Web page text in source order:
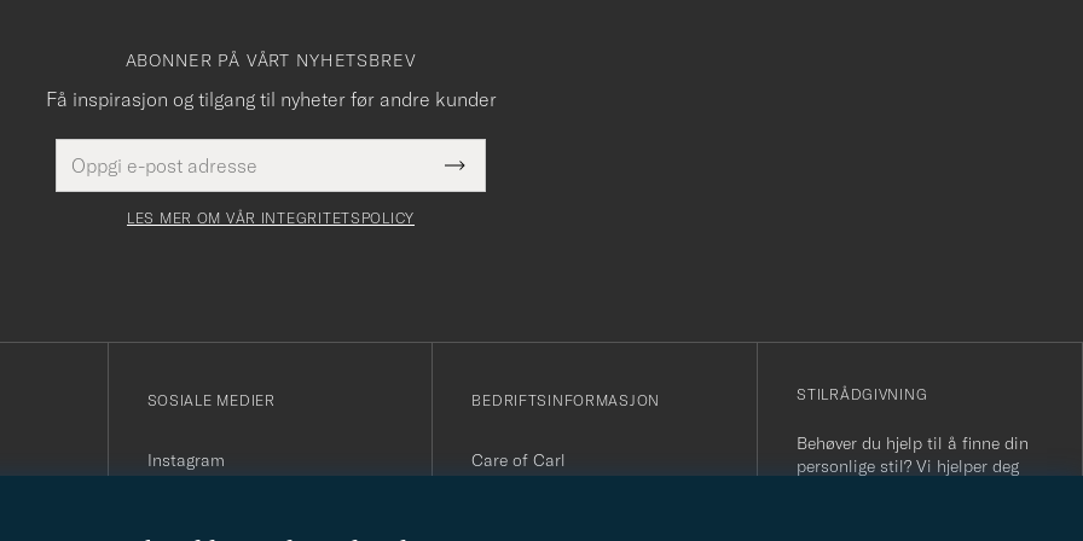
ABONNER PÅ VÅRT NYHETSBREV
Få inspirasjon og tilgang til nyheter før andre kunder
postadresse
Dette
felt
Submit
Newsletter
LES MER OM VÅR INTEGRITETSPOLICY
SOSIALE MEDIER
Instagram
Facebook
BEDRIFTSINFORMASJON
Care of Carl
Organisasjonsnummer: 931 442
STILRÅDGIVNING
Behøver du hjelp til å finne din
personlige stil? Vi hjelper deg